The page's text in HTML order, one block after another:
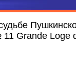
Grande Loge